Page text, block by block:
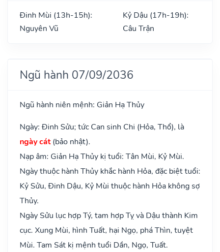
Đinh Mùi (13h-15h):
Nguyên Vũ
Kỷ Dậu (17h-19h):
Câu Trận
Ngũ hành 07/09/2036
Ngũ hành niên mệnh: Giản Hạ Thủy
Ngày: Đinh Sửu; tức Can sinh Chi (Hỏa, Thổ), là
ngày cát(bảo nhật).
Nạp âm: Giản Hạ Thủy kị tuổi: Tân Mùi, Kỷ Mùi.
Ngày thuộc hành Thủy khắc hành Hỏa, đặc biệt tuổi:
Kỷ Sửu, Đinh Dậu, Kỷ Mùi thuộc hành Hỏa không sợ
Thủy.
Ngày Sửu lục hợp Tý, tam hợp Tỵ và Dậu thành Kim
cục. Xung Mùi, hình Tuất, hại Ngọ, phá Thìn, tuyệt
Mùi. Tam Sát kị mệnh tuổi Dần, Ngọ, Tuất.